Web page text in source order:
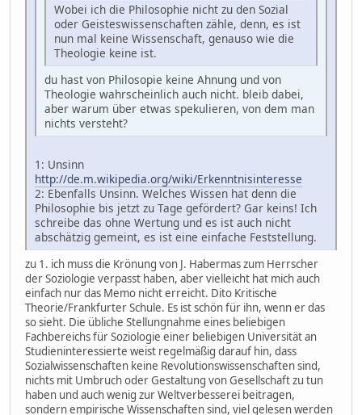
Wobei ich die Philosophie nicht zu den Sozial
oder Geisteswissenschaften zähle, denn, es ist
nun mal keine Wissenschaft, genauso wie die
Theologie keine ist.
du hast von Philosopie keine Ahnung und von
Theologie wahrscheinlich auch nicht. bleib dabei,
aber warum über etwas spekulieren, von dem man
nichts versteht?
1: Unsinn
http://de.m.wikipedia.org/wiki/Erkenntnisinteresse
2: Ebenfalls Unsinn. Welches Wissen hat denn die
Philosophie bis jetzt zu Tage gefördert? Gar keins! Ich
schreibe das ohne Wertung und es ist auch nicht
abschätzig gemeint, es ist eine einfache Feststellung.
zu 1. ich muss die Krönung von J. Habermas zum Herrscher
der Soziologie verpasst haben, aber vielleicht hat mich auch
einfach nur das Memo nicht erreicht. Dito Kritische
Theorie/Frankfurter Schule. Es ist schön für ihn, wenn er das
so sieht. Die übliche Stellungnahme eines beliebigen
Fachbereichs für Soziologie einer beliebigen Universität an
Studieninteressierte weist regelmäßig darauf hin, dass
Sozialwissenschaften keine Revolutionswissenschaften sind,
nichts mit Umbruch oder Gestaltung von Gesellschaft zu tun
haben und auch wenig zur Weltverbesserei beitragen,
sondern empirische Wissenschaften sind, viel gelesen werden